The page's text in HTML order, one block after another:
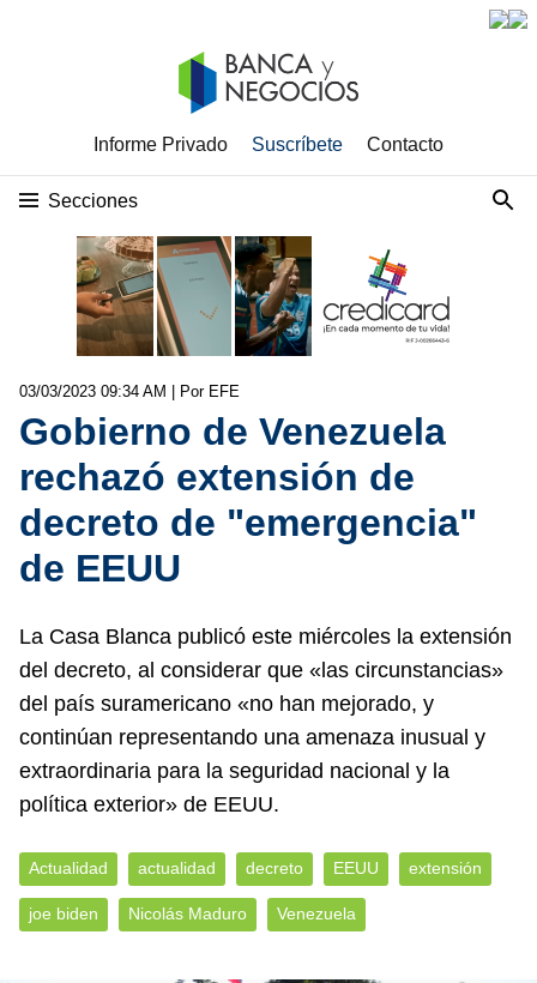
Informe Privado Suscríbete Contacto
Secciones
03/03/2023 09:34 AM | Por EFE
Gobierno de Venezuela
rechazó extensión de
decreto de "emergencia"
de EEUU
La Casa Blanca publicó este miércoles la extensión
del decreto, al considerar que «las circunstancias»
del país suramericano «no han mejorado, y
continúan representando una amenaza inusual y
extraordinaria para la seguridad nacional y la
política exterior» de EEUU.
Actualidad actualidad decreto EEUU extensión
joe biden Nicolás Maduro Venezuela